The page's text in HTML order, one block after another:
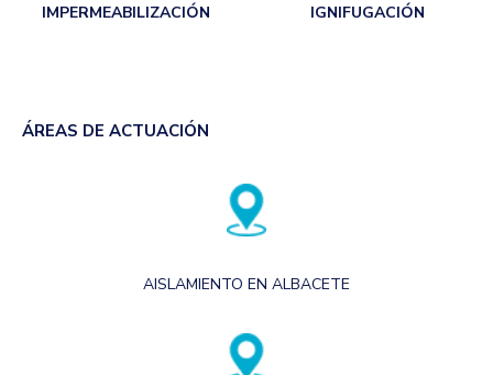
IMPERMEABILIZACIÓN IGNIFUGACIÓN
ÁREAS DE ACTUACIÓN
AISLAMIENTO EN ALBACETE